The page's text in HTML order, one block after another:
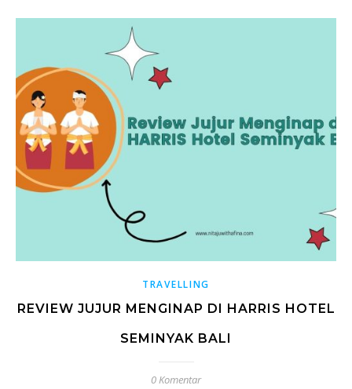
TRAVELLING
REVIEW JUJUR MENGINAP DI HARRIS HOTEL
SEMINYAK BALI
0 Komentar